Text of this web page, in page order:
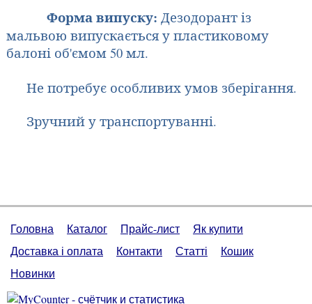
Форма випуску: Дезодорант із
мальвою випускається у пластиковому
балоні об'ємом 50 мл.
Не потребує особливих умов зберігання.
Зручний у транспортуванні.
Головна Каталог Прайс-лист
Як купити
Доставка і оплата
Контакти Статті
Кошик
Новинки